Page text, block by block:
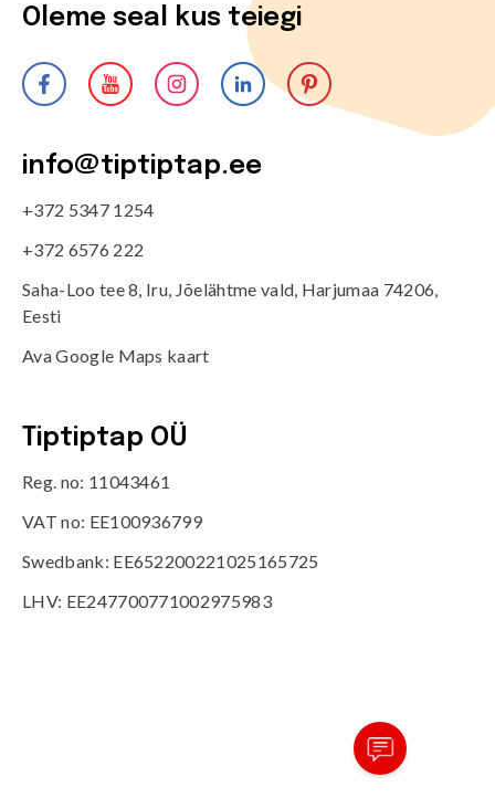
Oleme seal kus teiegi
info@tiptiptap.ee
+372 5347 1254
+372 6576 222
Saha-Loo tee 8, Iru, Jõelähtme vald, Harjumaa 74206,
Eesti
Ava Google Maps kaart
Tiptiptap OÜ
Reg. no: 11043461
VAT no: EE100936799
Swedbank: EE652200221025165725
LHV: EE247700771002975983